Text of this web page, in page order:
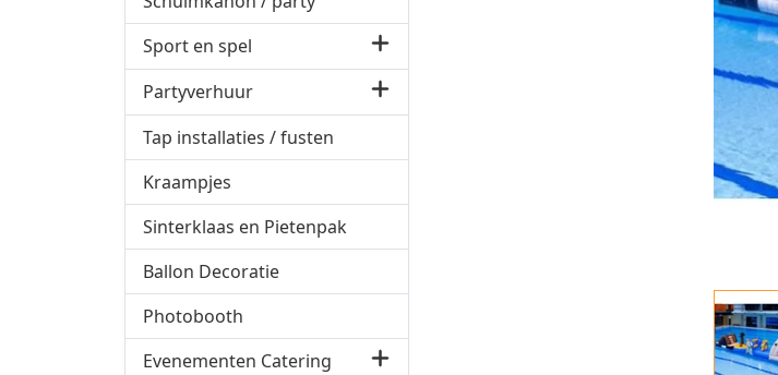
Sport en spel
Partyverhuur
Tap installaties / fusten
Kraampjes
Sinterklaas en Pietenpak
Ballon Decoratie
Photobooth
Evenementen Catering